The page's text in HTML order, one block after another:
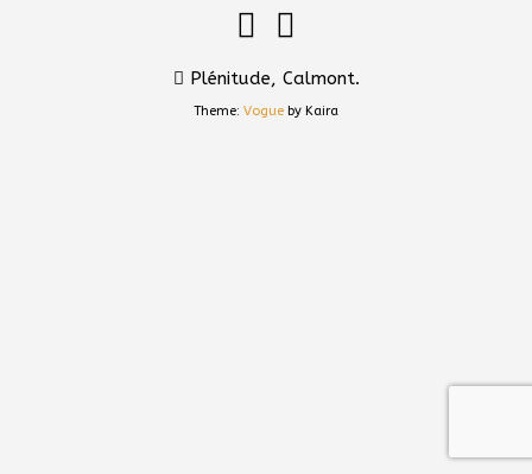
Plénitude, Calmont.
Theme: Vogue by Kaira